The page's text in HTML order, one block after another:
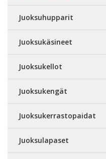
Juoksuhupparit
Juoksukäsineet
Juoksukellot
Juoksukengät
Juoksukerrastopaidat
Juoksulapaset